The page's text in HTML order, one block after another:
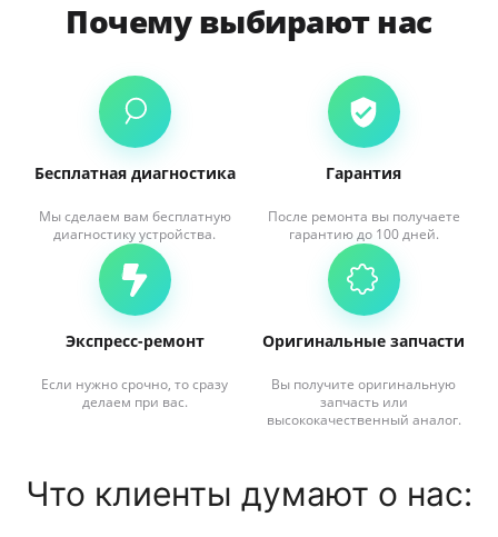
Почему выбирают нас
Бесплатная диагностика
Мы сделаем вам бесплатную
диагностику устройства.
Гарантия
После ремонта вы получаете
гарантию до 100 дней.
Экспресс-ремонт
Если нужно срочно, то сразу
делаем при вас.
Оригинальные запчасти
Вы получите оригинальную
запчасть или
высококачественный аналог.
Что клиенты думают о нас: